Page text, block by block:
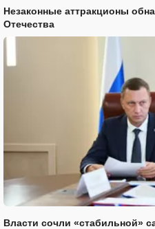
Незаконные аттракционы
Отечества
Власти сочли «стабильной»